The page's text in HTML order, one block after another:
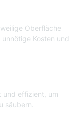
Oberfläche
Kosten und
und effizient, um
säubern.